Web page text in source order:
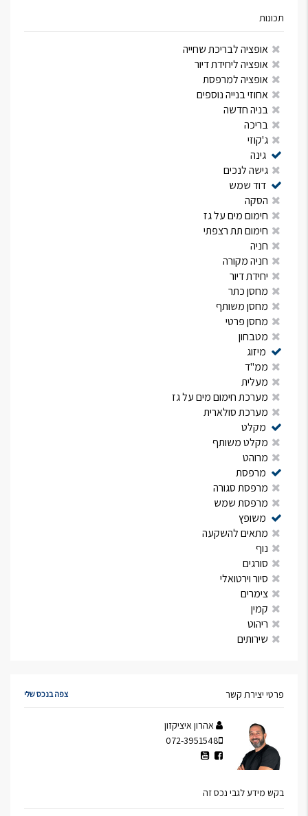
תכונות
אופציה לבריכת שחייה
אופציה ליחידת דיור
אופציה למרפסת
אחוזי בנייה נוספים
בניה חדשה
בריכה
ג'קוזי
גינה
גישה לנכים
דוד שמש
הסקה
חימום מים על גז
חימום תת רצפתי
חניה
חניה מקורה
יחידת דיור
מחסן כתר
מחסן משותף
מחסן פרטי
מטבחון
מיזוג
ממ"ד
מעלית
מערכת חימום מים על גז
מערכת סולארית
מקלט
מקלט משותף
מרוהט
מרפסת
מרפסת סגורה
מרפסת שמש
משופץ
מתאים להשקעה
נוף
סורגים
סיור וירטואלי
צימרים
קמין
ריהוט
שירותים
פרטי יצירת קשר צפה בנכס שלי
אהרון איציקזון
072-3951548
בקש מידע לגבי נכס זה